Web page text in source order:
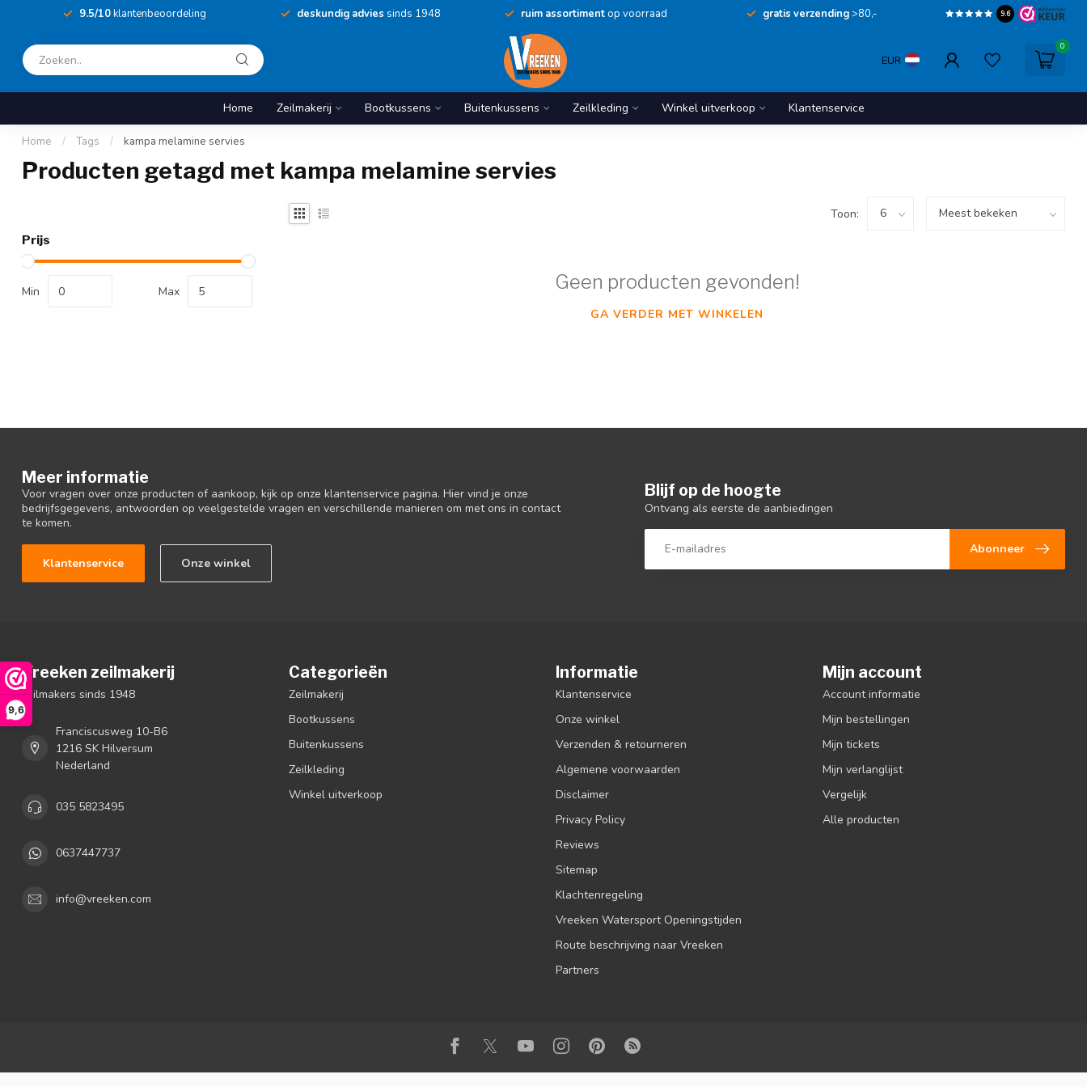
9,6
9.5/10klantenbeoordeling deskundig advies sinds 1948 ruim assortimentop voorraad gratis verzending>80,- 9.6
EUR
0
Home Zeilmakerij Bootkussens Buitenkussens Zeilkleding Winkel uitverkoop Klantenservice
Home / Tags / kampa melamine servies
Producten getagd met kampa melamine servies
Prijs
Min Max
Toon:
Geen producten gevonden!
GA VERDER MET WINKELEN
Meer informatie
Voor vragen over onze producten of aankoop, kijk op onze klantenservice pagina. Hier vind je onze
bedrijfsgegevens, antwoorden op veelgestelde vragen en verschillende manieren om met ons in contact
te komen.
Klantenservice Onze winkel
Blijf op de hoogte
Ontvang als eerste de aanbiedingen
Abonneer
Vreeken zeilmakerij
zeilmakers sinds 1948
Franciscusweg 10-B6
1216 SK Hilversum
Nederland
035 5823495
0637447737
info@vreeken.com
Categorieën
Zeilmakerij
Bootkussens
Buitenkussens
Zeilkleding
Winkel uitverkoop
Informatie
Klantenservice
Onze winkel
Verzenden & retourneren
Algemene voorwaarden
Disclaimer
Privacy Policy
Reviews
Sitemap
Klachtenregeling
Vreeken Watersport Openingstijden
Route beschrijving naar Vreeken
Partners
Mijn account
Account informatie
Mijn bestellingen
Mijn tickets
Mijn verlanglijst
Vergelijk
Alle producten